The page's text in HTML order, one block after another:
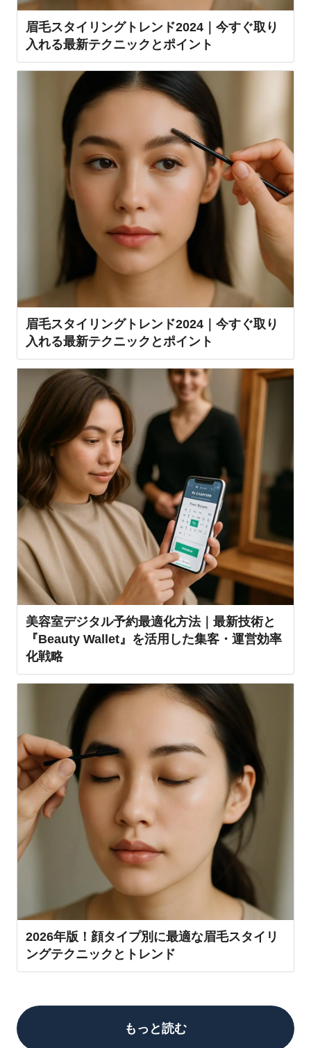
眉毛スタイリングトレンド2024｜今すぐ取り
入れる最新テクニックとポイント
眉毛スタイリングトレンド2024｜今すぐ取り
入れる最新テクニックとポイント
美容室デジタル予約最適化方法｜最新技術と
『Beauty Wallet』を活用した集客・運営効率
化戦略
2026年版！顔タイプ別に最適な眉毛スタイリ
ングテクニックとトレンド
もっと読む